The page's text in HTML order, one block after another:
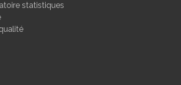
statistiques